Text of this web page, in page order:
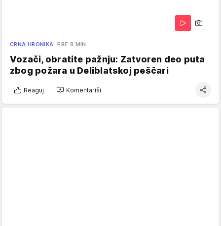
CRNA HRONIKA PRE 8 MIN
Vozači, obratite pažnju: Zatvoren deo puta
zbog požara u Deliblatskoj peščari
Reaguj Komentariši